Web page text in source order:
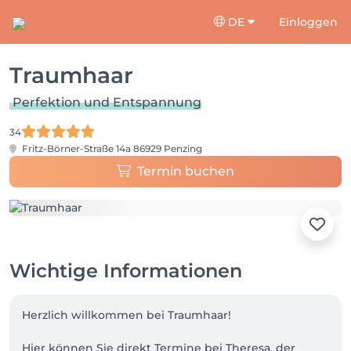
DE Einloggen
Traumhaar
Perfektion und Entspannung
34
Fritz-Börner-Straße 14a 86929 Penzing
Termin buchen
Wichtige Informationen
Herzlich willkommen bei Traumhaar!
Hier können Sie direkt Termine bei Theresa, der